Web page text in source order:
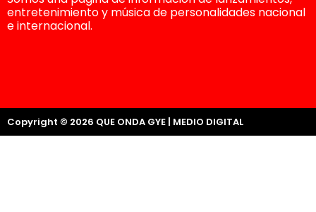
entretenimiento y música de personalidades nacional
e internacional.
Copyright © 2026 QUE ONDA GYE | MEDIO DIGITAL